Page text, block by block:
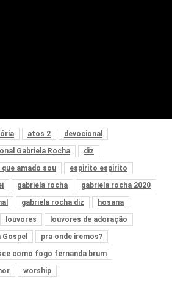
atos 2
devocional
Gabriela Rocha
diz
que amado sou
espirito espirito
gabriela rocha
gabriela rocha 2020
gabriela rocha diz
hosana
louvores
louvores de adoração
pra onde iremos?
como fogo fernanda brum
worship